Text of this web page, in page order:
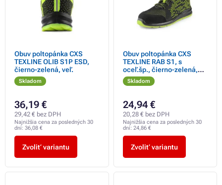
Obuv poltopánka CXS
TEXLINE OLIB S1P ESD,
čierno-zelená, veľ.
Skladom
36,19 €
29,42 € bez DPH
Najnižšia cena za posledných 30
dní: 36,08 €
Zvoliť variantu
Obuv poltopánka CXS
TEXLINE RAB S1, s
oceľ.šp., čierno-zelená,
veľ.
Skladom
24,94 €
20,28 € bez DPH
Najnižšia cena za posledných 30
dní: 24,86 €
Zvoliť variantu